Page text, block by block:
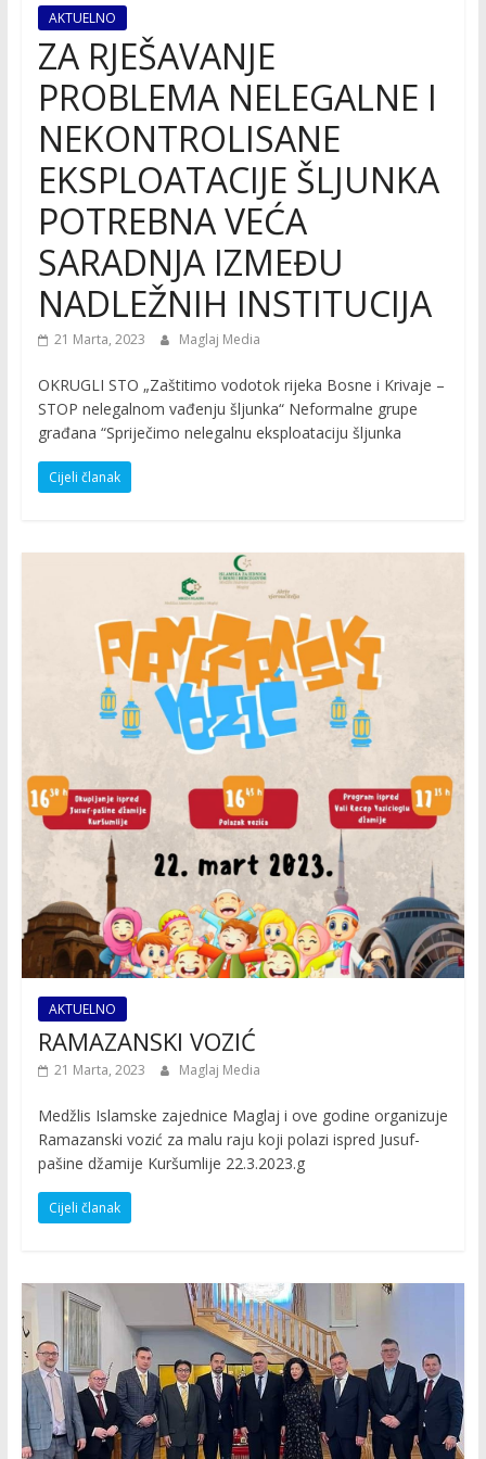
AKTUELNO
ZA RJEŠAVANJE
PROBLEMA NELEGALNE I
NEKONTROLISANE
EKSPLOATACIJE ŠLJUNKA
POTREBNA VEĆA
SARADNJA IZMEĐU
NADLEŽNIH INSTITUCIJA
21 Marta, 2023 Maglaj Media
OKRUGLI STO „Zaštitimo vodotok rijeka Bosne i Krivaje –
STOP nelegalnom vađenju šljunka“ Neformalne grupe
građana “Spriječimo nelegalnu eksploataciju šljunka
Cijeli članak
AKTUELNO
RAMAZANSKI VOZIĆ
21 Marta, 2023 Maglaj Media
Medžlis Islamske zajednice Maglaj i ove godine organizuje
Ramazanski vozić za malu raju koji polazi ispred Jusuf-
pašine džamije Kuršumlije 22.3.2023.g
Cijeli članak